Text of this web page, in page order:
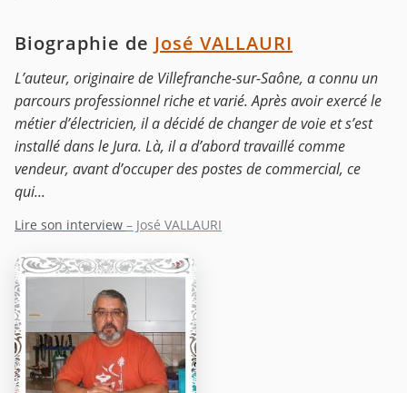
Biographie de José VALLAURI
L’auteur, originaire de Villefranche-sur-Saône, a connu un
parcours professionnel riche et varié. Après avoir exercé le
métier d’électricien, il a décidé de changer de voie et s’est
installé dans le Jura. Là, il a d’abord travaillé comme
vendeur, avant d’occuper des postes de commercial, ce
qui...
Lire son interview – José VALLAURI